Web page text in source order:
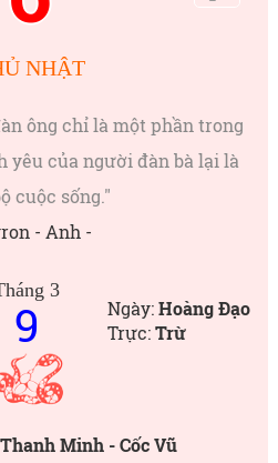
NHẬT
ông chỉ là một phần trong
yêu của người đàn bà lại là
cuộc sống."
- Anh -
3
9 Ngày:Hoàng Đạo
Trực:Trừ
Minh - Cốc Vũ